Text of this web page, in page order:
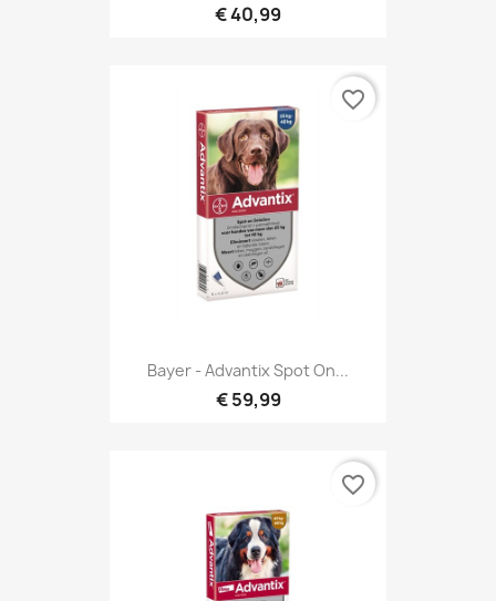
€ 40,99
Bayer - Advantix Spot On...
€ 59,99
favorite_border
favorite_border